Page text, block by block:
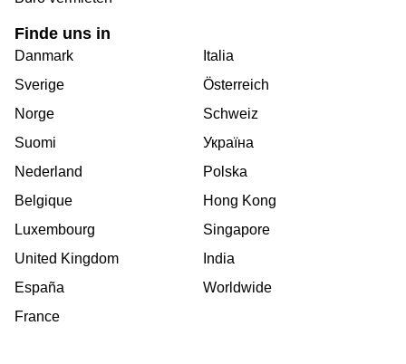
Finde uns in
Danmark
Sverige
Norge
Suomi
Nederland
Belgique
Luxembourg
United Kingdom
España
France
Italia
Österreich
Schweiz
Україна
Polska
Hong Kong
Singapore
India
Worldwide